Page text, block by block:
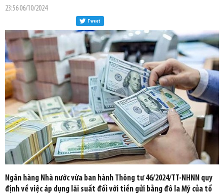
23:56 06/10/2024
Tweet
Ngân hàng Nhà nước vừa ban hành Thông tư 46/2024/TT-NHNN quy
định về việc áp dụng lãi suất đối với tiền gửi bằng đô la Mỹ của tổ